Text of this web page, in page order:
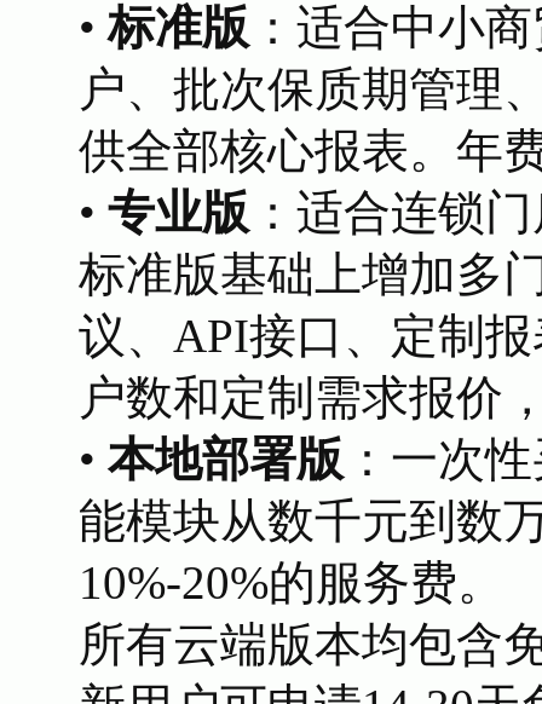
•标准版 ：适合中小
户、批次保质期管理
供全部核心报表。年
• 专业版 ：适合连锁
标准版基础上增加多
议、API接口、定制
户数和定制需求报价
• 本地部署版 ：一次
能模块从数千元到数
10%-20%的服务费。
所有云端版本均包含